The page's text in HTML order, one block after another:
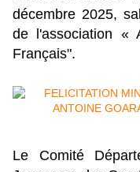
décembre 2025,
de l'association «
Français".
Le Comité